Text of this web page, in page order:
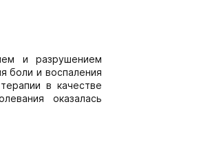
и разрушением
боли и воспаления
в качестве
оказалась